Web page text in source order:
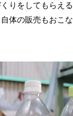
りをしてもらえる
体の販売もおこな